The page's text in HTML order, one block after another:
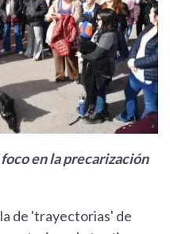
en la precarización
de 'trayectorias' de